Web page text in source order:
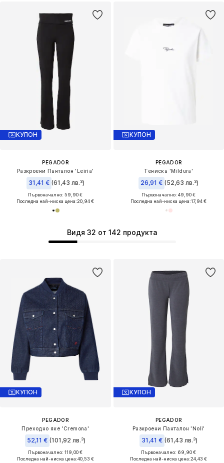
Видя 32 от 142 продукта
КУПОН
PEGADOR
Разкроени Панталон 'Leiria'
31,41 € (61,43 лв.³)
Първоначално: 59,90 €
Последна най-ниска цена:20,94 €
КУПОН
PEGADOR
Тениска 'Mildura'
26,91 € (52,63 лв.³)
Първоначално: 49,90 €
Последна най-ниска цена:17,94 €
КУПОН
PEGADOR
Преходно яке 'Cremona'
52,11 € (101,92 лв.³)
Първоначално: 119,00 €
Последна най-ниска цена:40,53 €
КУПОН
PEGADOR
Разкроени Панталон 'Noli'
31,41 € (61,43 лв.³)
Първоначално: 69,90 €
Последна най-ниска цена:24,43 €